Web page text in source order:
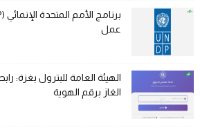
عمل
الهيئة العامة للبترول
الغاز برقم الهوية